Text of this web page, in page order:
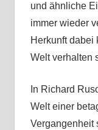
und ähnliche
immer wieder
Herkunft dabei
Welt verhalten
In Richard
Welt einer
Vergangenheit